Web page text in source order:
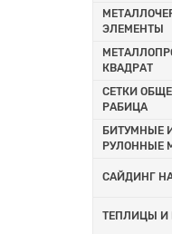
ЭЛЕМЕНТЫ
КВАДРАТ
СЕТКИ
РАБИЦА
БИТУМНЫЕ
РУЛОННЫЕ
САЙДИНГ
ТЕПЛИЦЫ И